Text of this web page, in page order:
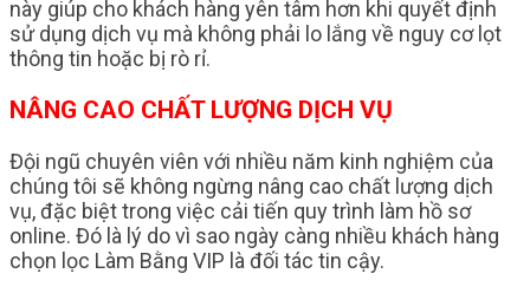
này giúp cho khách hàng yên tâm hơn khi quyết định
sử dụng dịch vụ mà không phải lo lắng về nguy cơ lọt
thông tin hoặc bị rò rỉ.
NÂNG CAO CHẤT LƯỢNG DỊCH VỤ
Đội ngũ chuyên viên với nhiều năm kinh nghiệm của
chúng tôi sẽ không ngừng nâng cao chất lượng dịch
vụ, đặc biệt trong việc cải tiến quy trình làm hồ sơ
online. Đó là lý do vì sao ngày càng nhiều khách hàng
chọn lọc Làm Bằng VIP là đối tác tin cậy.